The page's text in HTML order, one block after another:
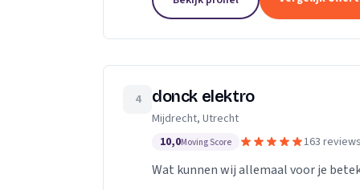
4 donck elektro
Mijdrecht, Utrecht
10,0Moving Score 163 reviews
Wat kunnen wij allemaal voor je